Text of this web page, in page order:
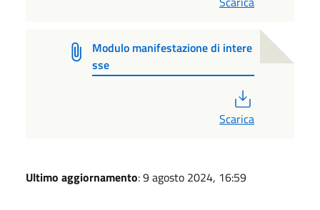
Modulo manifestazione di intere
sse
Scarica
Ultimo aggiornamento: 9 agosto 2024, 16:59